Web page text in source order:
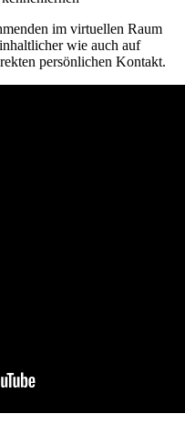
im virtuellen Raum
wie auch auf
persönlichen Kontakt.